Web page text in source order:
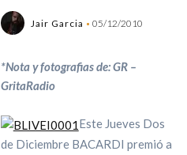
Jair Garcia 05/12/2010
*Nota y fotografias de: GR –
GritaRadio
Este Jueves Dos
de Diciembre BACARDI premió a